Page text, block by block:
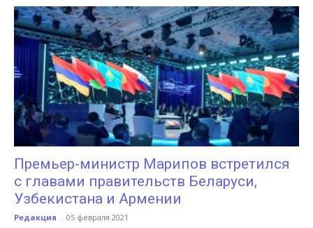
Премьер-министр Марипов встретился
с главами правительств Беларуси,
Узбекистана и Армении
Редакция - 05 февраля 2021